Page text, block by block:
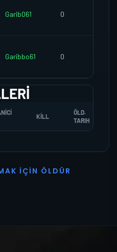
Garib061 0
Garibbo61 0
KILL
ÖLD.
TARIH
AK İ ÇI N Ö L D Ü R